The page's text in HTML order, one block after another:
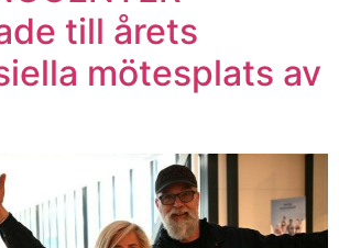
till årets
mötesplats av